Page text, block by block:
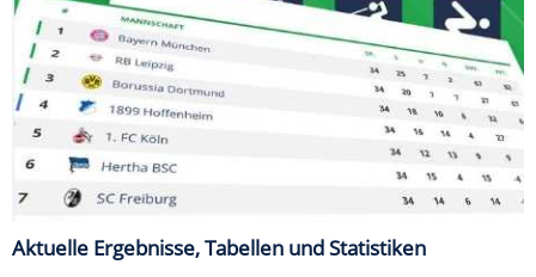
Aktuelle Ergebnisse, Tabellen und Statistiken